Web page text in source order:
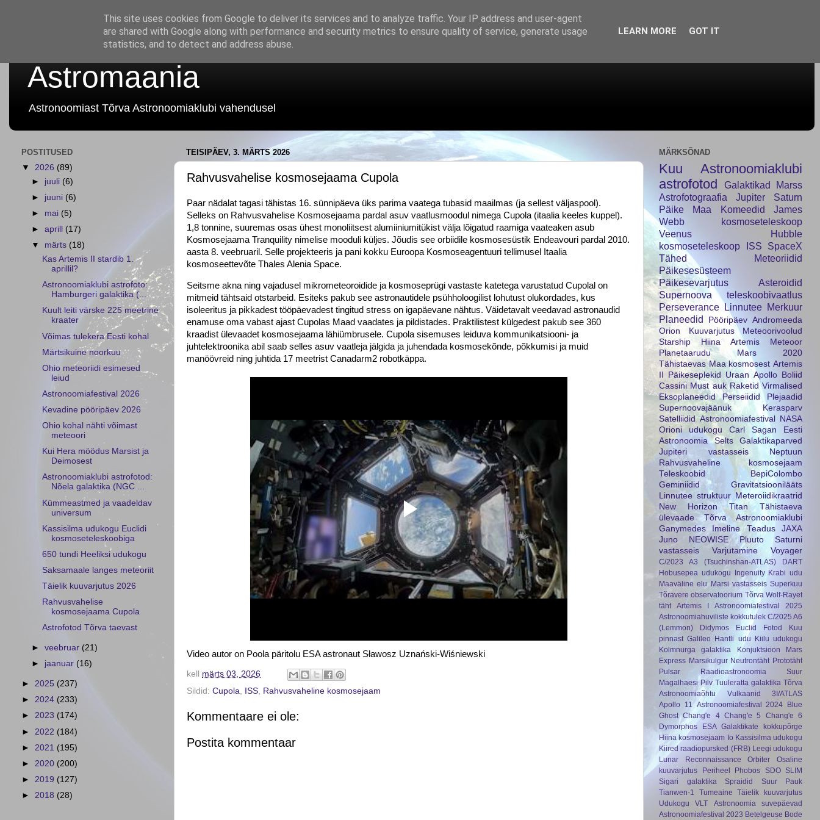
Astromaania
Astronoomiast Tõrva Astronoomiaklubi vahendusel
TEISIPÄEV, 3. MÄRTS 2026
Rahvusvahelise kosmosejaama Cupola
Paar nädalat tagasi tähistas 16. sünnipäeva üks parima vaatega tubasid maailmas (ja sellest väljaspool).
Selleks on Rahvusvahelise Kosmosejaama pardal asuv vaatlusmoodul nimega Cupola (itaalia keeles kuppel).
1,8 tonnine, suuremas osas ühest monoliitsest alumiiniumitükist välja lõigatud raamiga vaateaken asub
Kosmosejaama Tranquility nimelise mooduli küljes. Jõudis see orbiidile kosmosesüstik Endeavouri pardal 2010.
aasta 8. veebruaril. Selle projekteeris ja pani kokku Euroopa Kosmoseagentuuri tellimusel Itaalia
kosmoseettevõte Thales Alenia Space.
Seitsme akna ning vajadusel mikrometeoroidide ja kosmoseprügi vastaste katetega varustatud Cupolal on
mitmeid tähtsaid otstarbeid. Esiteks pakub see astronautidele psühholoogilist lohutust olukordades, kus
isoleeritus ja pikkadest tööpäevadest tingitud stress on igapäevane nähtus. Väidetavalt veedavad astronaudid
enamuse oma vabast ajast Cupolas Maad vaadates ja pildistades. Praktilistest külgedest pakub see 360
kraadist ülevaadet kosmosejaama lähiümbrusele. Cupola sisemuses leiduva kommunikatsiooni- ja
juhtelektroonika abil saab selles asuv vaatleja jälgida ja juhendada kosmosekõnde, põkkumisi ja muid
manöövreid ning juhtida 17 meetrist Canadarm2 robotkäppa.
Video autor on Poola päritolu ESA astronaut Sławosz Uznański-Wiśniewski
kell märts 03, 2026
Sildid: Cupola ISS Rahvusvaheline kosmosejaam
Kommentaare ei ole:
Postita kommentaar
POSTITUSED
▼ 2026 (89)
► juuli (6)
► juuni (6)
► mai (5)
►aprill (17)
▼ märts (18)
Kas Artemis II stardib 1.
aprillil?
Astronoomiaklubi astrofoto:
Hamburgeri galaktika (...
Kuult leiti värske 225 meetrine
kraater
Võimas tulekera Eesti kohal
Märtsikuine noorkuu
Ohio meteoriidi esimesed
leiud
Astronoomiafestival 2026
Kevadine pööripäev 2026
Ohio kohal nähti võimast
meteoori
Kui Hera möödus Marsist ja
Deimosest
Astronoomiaklubi astrofotod:
Nõela galaktika (NGC ...
Kümmeastmed ja vaadeldav
universum
Kassisilma udukogu Euclidi
kosmoseteleskoobiga
650 tundi Heeliksi udukogu
Saksamaale langes meteoriit
Täielik kuuvarjutus 2026
Rahvusvahelise
kosmosejaama Cupola
Astrofotod Tõrva taevast
►veebruar (21)
► jaanuar (16)
► 2025 (237)
► 2024 (233)
► 2023 (174)
► 2022 (184)
► 2021 (195)
► 2020 (200)
► 2019 (127)
► 2018 (28)
MÄRKSÕNAD
Kuu
Astronoomiaklubi
astrofotod
Galaktikad
Marss
Astrofotograafia
Jupiter
Saturn
Päike
Maa Komeedid
James
Webb kosmoseteleskoop
Veenus
Hubble
kosmoseteleskoop
ISS
SpaceX
Tähed
Meteoriidid
Päikesesüsteem
Päikesevarjutus
Asteroidid
Supernoova
teleskoobivaatlus
Perseverance Linnutee Merkuur
Planeedid
Pööripäev Andromeeda
Orion
Kuuvarjutus
Meteoorivoolud
Starship
Hiina Artemis
Meteoor
Planetaarudu
Mars 2020
Tähistaevas Maa kosmosest Artemis
Päikeseplekid Uraan Apollo Boliid
Cassini Must auk Raketid Virmalised
Eksoplaneedid
Perseiidid
Plejaadid
Supernoovajäänuk
Kerasparv
Satelliidid Astronoomiafestival
NASA
Orioni udukogu
Carl Sagan
Eesti
Astronoomia Selts
Galaktikaparved
Jupiteri vastasseis
Neptuun
Rahvusvaheline kosmosejaam
Teleskoobid
BepiColombo
Geminiidid
Gravitatsioonilääts
Linnutee struktuur Meteroiidikraatrid
New Horizon
Titan
Tähistaeva
ülevaade
Tõrva Astronoomiaklubi
Ganymedes
Imeline Teadus
JAXA
Juno
NEOWISE Pluuto
Saturni
vastasseis
Varjutamine Voyager
C/2023 A3 (Tsuchinshan-ATLAS)
DART
Hobusepea udukogu Ingenuity Krabi udu
Maaväline elu Marsi vastasseis Superkuu
Tõravere observatoorium Tõrva Wolf-Rayet
täht
Artemis I
Astronoomiafestival 2025
Astronoomiahuviliste kokkutulek C/2025 A6
(Lemmon)
Didymos Euclid
Fotod Kuu
pinnast Galileo Hantli udu Kiilu udukogu
Kolmnurga galaktika
Konjuktsioon
Mars
Express Marsikulgur Neutrontäht Prototäht
Pulsar
Raadioastronoomia
Suur
Magalhaesi Pilv Tuuleratta galaktika Tõrva
Astronoomiaõhtu
Vulkaanid
3I/ATLAS
Apollo 11
Astronoomiafestival 2024 Blue
Ghost Chang'e 4 Chang'e 5
Chang'e 6
Dymorphos
ESA Galaktikate kokkupõrge
Hiina kosmosejaam Io Kassisilma udukogu
Kiired raadiopursked (FRB) Leegi udukogu
Lunar Reconnaissance Orbiter
Osaline
kuuvarjutus
Periheel Phobos SDO SLIM
Sigari galaktika
Spraidid
Suur Pauk
Tianwen-1
Tumeaine Täielik kuuvarjutus
Udukogu
VLT
Astronoomia suvepäevad
Astronoomiafestival 2023 Betelgeuse Bode
This site uses cookies from Google to deliver its services and to analyze traffic. Your IP address and user-agent
are shared with Google along with performance and security metrics to ensure quality of service, generate usage
statistics, and to detect and address abuse.
LEARN MORE GOT IT